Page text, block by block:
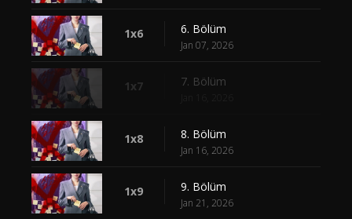
1x6 6. Bölüm
Jan 07, 2026
1x7 7. Bölüm
1x8 8. Bölüm
Jan 16, 2026
1x9 9. Bölüm
Jan 21, 2026